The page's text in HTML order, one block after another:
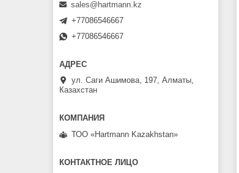
sales@hartmann.kz
+77086546667
+77086546667
ул. Саги Ашимова, 197, Алматы,
Казахстан
ТОО «Hartmann Kazakhstan»